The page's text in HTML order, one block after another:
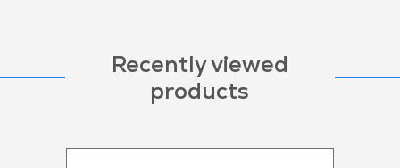
Recently viewed
products